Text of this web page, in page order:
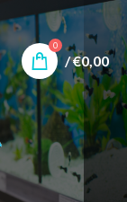
0
/€0,00